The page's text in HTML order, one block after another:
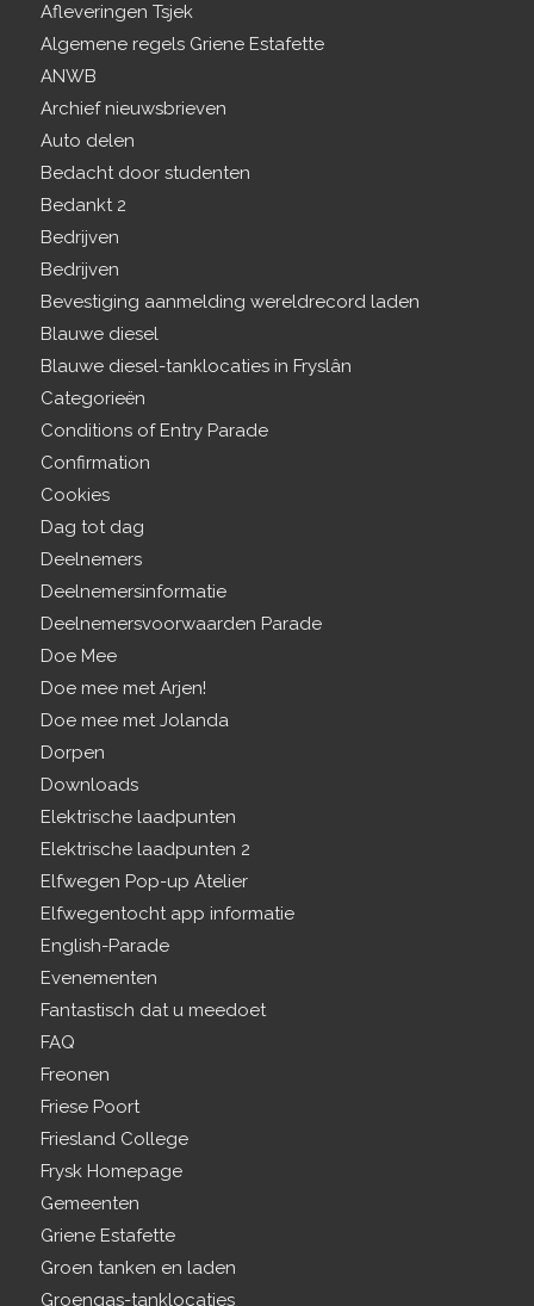
Afleveringen Tsjek
Algemene regels Griene Estafette
ANWB
Archief nieuwsbrieven
Auto delen
Bedacht door studenten
Bedankt 2
Bedrijven
Bedrijven
Bevestiging aanmelding wereldrecord laden
Blauwe diesel
Blauwe diesel-tanklocaties in Fryslân
Categorieën
Conditions of Entry Parade
Confirmation
Cookies
Dag tot dag
Deelnemers
Deelnemersinformatie
Deelnemersvoorwaarden Parade
Doe Mee
Doe mee met Arjen!
Doe mee met Jolanda
Dorpen
Downloads
Elektrische laadpunten
Elektrische laadpunten 2
Elfwegen Pop-up Atelier
Elfwegentocht app informatie
English-Parade
Evenementen
Fantastisch dat u meedoet
FAQ
Freonen
Friese Poort
Friesland College
Frysk Homepage
Gemeenten
Griene Estafette
Groen tanken en laden
Groengas-tanklocaties